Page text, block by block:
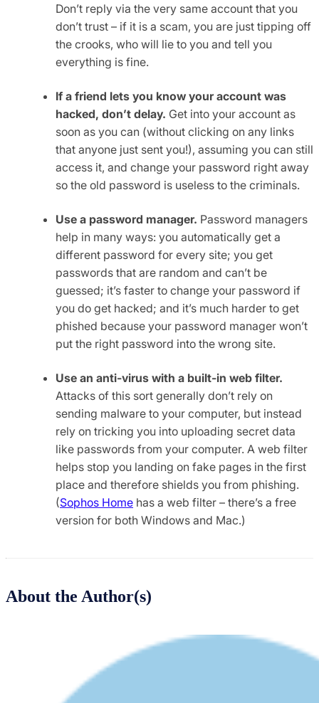
Don’t reply via the very same account that you
don’t trust – if it is a scam, you are just tipping off
the crooks, who will lie to you and tell you
everything is fine.
If a friend lets you know your account was
hacked, don’t delay. Get into your account as
soon as you can (without clicking on any links
that anyone just sent you!), assuming you can still
access it, and change your password right away
so the old password is useless to the criminals.
Use a password manager. Password managers
help in many ways: you automatically get a
different password for every site; you get
passwords that are random and can’t be
guessed; it’s faster to change your password if
you do get hacked; and it’s much harder to get
phished because your password manager won’t
put the right password into the wrong site.
Use an anti-virus with a built-in web filter.
Attacks of this sort generally don’t rely on
sending malware to your computer, but instead
rely on tricking you into uploading secret data
like passwords from your computer. A web filter
helps stop you landing on fake pages in the first
place and therefore shields you from phishing.
(Sophos Home has a web filter – there’s a free
version for both Windows and Mac.)
About the Author(s)